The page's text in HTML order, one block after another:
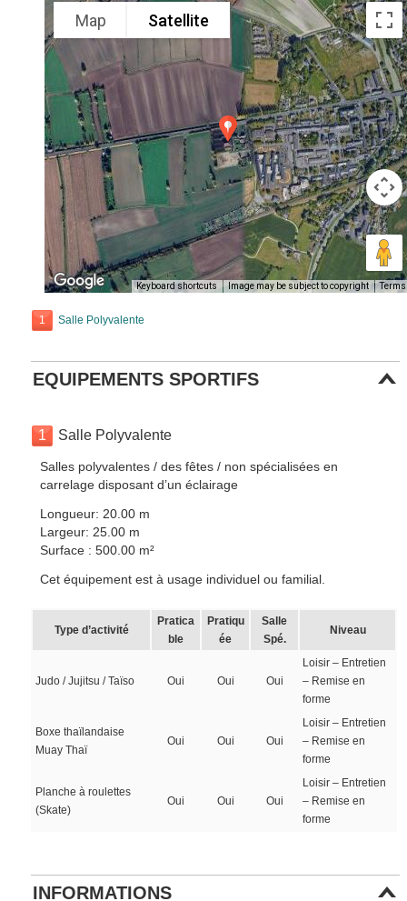
Map Satellite
Keyboard shortcuts Image may be subject to copyright Terms
1 Salle Polyvalente
EQUIPEMENTS SPORTIFS
1 Salle Polyvalente
Salles polyvalentes / des fêtes / non spécialisées en
carrelage disposant d’un éclairage
Longueur: 20.00 m
Largeur: 25.00 m
Surface : 500.00 m²
Cet équipement est à usage individuel ou familial.
Type d’activité
Pratica
ble
Pratiqu
ée
Salle
Spé.
Niveau
Judo / Jujitsu / Taïso Oui Oui Oui
Loisir – Entretien
– Remise en
forme
Boxe thaïlandaise
Muay Thaï
Oui Oui Oui
Loisir – Entretien
– Remise en
forme
Planche à roulettes
(Skate)
Oui Oui Oui
Loisir – Entretien
– Remise en
forme
INFORMATIONS